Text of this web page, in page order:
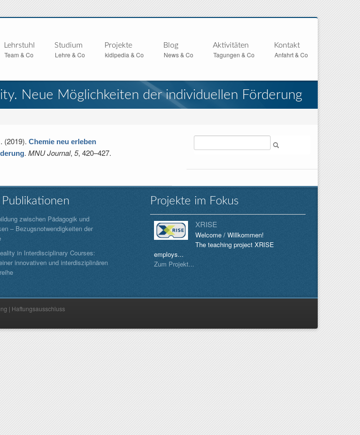
Lehrstuhl
Team & Co
Studium
Lehre & Co
Projekte
kidipedia & Co
Blog
News & Co
Aktivitäten
Tagungen & Co
Kontakt
Anfahrt & Co
Neue Möglichkeiten der individuellen Förderung
. (2019). Chemie neu erleben
. MNU Journal, 5, 420–427.
zwischen Pädagogik und
– Bezugsnotwendigkeiten der
in Interdisciplinary Courses:
innovativen und interdisziplinären
Projekte im Fokus
XRISE
Welcome / Willkommen!
The teaching project XRISE
employs...
Zum Projekt...
| Haftungsausschluss